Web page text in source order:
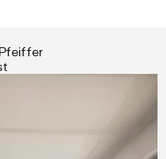
thermoplastisch
Ergänzt durch Holz,
entstehen
Lassen Sie sich beraten